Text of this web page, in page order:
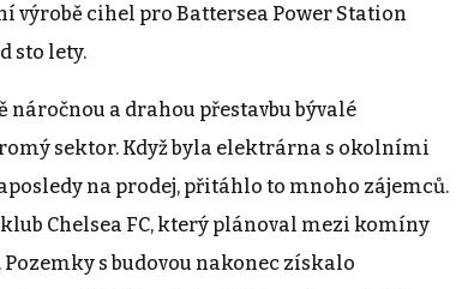
výrobě cihel pro Battersea Power Station
sto lety.
a drahou přestavbu bývalé
sektor. Když byla elektrárna s okolními
na prodej, přitáhlo to mnoho zájemců.
Chelsea FC, který plánoval mezi komíny
s budovou nakonec získalo